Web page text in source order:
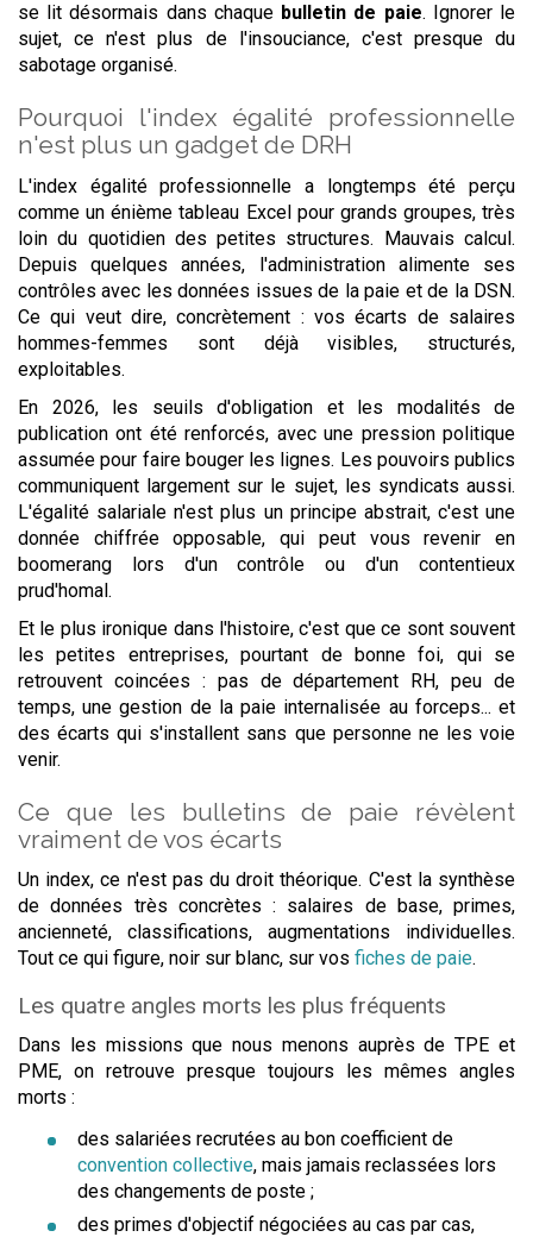
se lit désormais dans chaque bulletin de paie. Ignorer le
sujet, ce n'est plus de l'insouciance, c'est presque du
sabotage organisé.
Pourquoi l'index égalité professionnelle
n'est plus un gadget de DRH
L'index égalité professionnelle a longtemps été perçu
comme un énième tableau Excel pour grands groupes, très
loin du quotidien des petites structures. Mauvais calcul.
Depuis quelques années, l'administration alimente ses
contrôles avec les données issues de la paie et de la DSN.
Ce qui veut dire, concrètement : vos écarts de salaires
hommes-femmes sont déjà visibles, structurés,
exploitables.
En 2026, les seuils d'obligation et les modalités de
publication ont été renforcés, avec une pression politique
assumée pour faire bouger les lignes. Les pouvoirs publics
communiquent largement sur le sujet, les syndicats aussi.
L'égalité salariale n'est plus un principe abstrait, c'est une
donnée chiffrée opposable, qui peut vous revenir en
boomerang lors d'un contrôle ou d'un contentieux
prud'homal.
Et le plus ironique dans l'histoire, c'est que ce sont souvent
les petites entreprises, pourtant de bonne foi, qui se
retrouvent coincées : pas de département RH, peu de
temps, une gestion de la paie internalisée au forceps... et
des écarts qui s'installent sans que personne ne les voie
venir.
Ce que les bulletins de paie révèlent
vraiment de vos écarts
Un index, ce n'est pas du droit théorique. C'est la synthèse
de données très concrètes : salaires de base, primes,
ancienneté, classifications, augmentations individuelles.
Tout ce qui figure, noir sur blanc, sur vos fiches de paie.
Les quatre angles morts les plus fréquents
Dans les missions que nous menons auprès de TPE et
PME, on retrouve presque toujours les mêmes angles
morts :
des salariées recrutées au bon coefficient de
convention collective, mais jamais reclassées lors
des changements de poste ;
des primes d'objectif négociées au cas par cas,